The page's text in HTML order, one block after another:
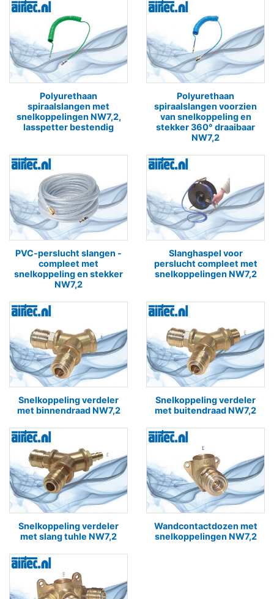
Polyurethaan
spiraalslangen met
snelkoppelingen NW7,2,
lasspetter bestendig
Polyurethaan
spiraalslangen voorzien
van snelkoppeling en
stekker 360° draaibaar
NW7,2
PVC-perslucht slangen -
compleet met
snelkoppeling en stekker
NW7,2
Slanghaspel voor
perslucht compleet met
snelkoppelingen NW7,2
Snelkoppeling verdeler
met binnendraad NW7,2
Snelkoppeling verdeler
met buitendraad NW7,2
Snelkoppeling verdeler
met slang tuhle NW7,2
Wandcontactdozen met
snelkoppelingen NW7,2